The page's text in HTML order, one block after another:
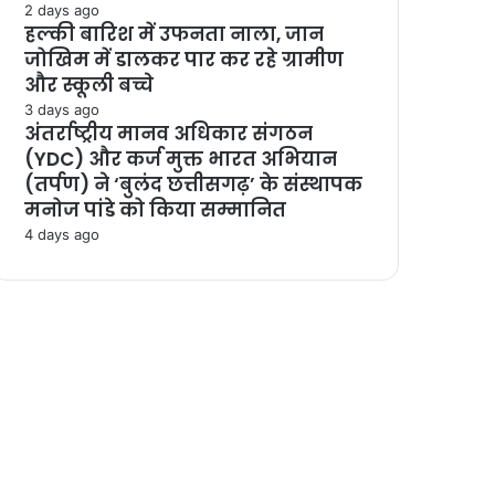
2 days ago
हल्की बारिश में उफनता नाला, जान
जोखिम में डालकर पार कर रहे ग्रामीण
और स्कूली बच्चे
3 days ago
अंतर्राष्ट्रीय मानव अधिकार संगठन
(YDC) और कर्ज मुक्त भारत अभियान
(तर्पण) ने ‘बुलंद छत्तीसगढ़’ के संस्थापक
मनोज पांडे को किया सम्मानित
4 days ago